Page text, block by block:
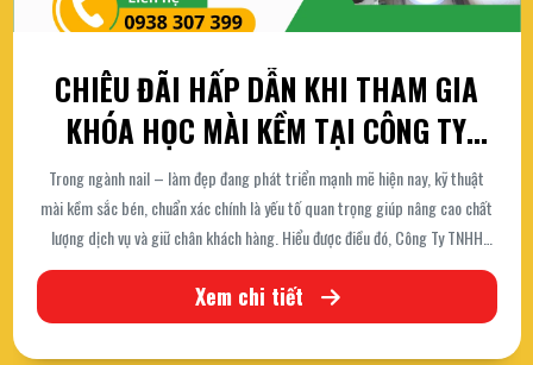
THAM GIA
CÔNG TY
mẽ hiện nay, kỹ thuật
giúp nâng cao chất
đó, Công Ty TNHH
sâu, không chỉ đào tạo
HỌC MÀI KỀM CÔNG
Với tiêu chí định hướng đến đỉnh cao công nghệ
chúng tôi đã và đang không ngừng phát triển
kềmnails chuyên nghiệp nhằm nâng cao
học viên khi lựa chọn Kềm Đức. Khóa đào tạo
cung cấp cho tất cả các học viên trên nền
chuyên nghiệp, đáp ứng nhu cầu học cho mọi
lẫn học viên nữ. Hãy liên hệ với công ty Kềm Đức
đăng ký khóa học mài kềm linh hoạt với khung
Xem chi tiết